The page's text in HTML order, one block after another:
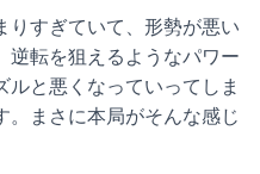
すぎていて、形勢が悪い
逆転を狙えるようなパワー
と悪くなっていってしま
。まさに本局がそんな感じ